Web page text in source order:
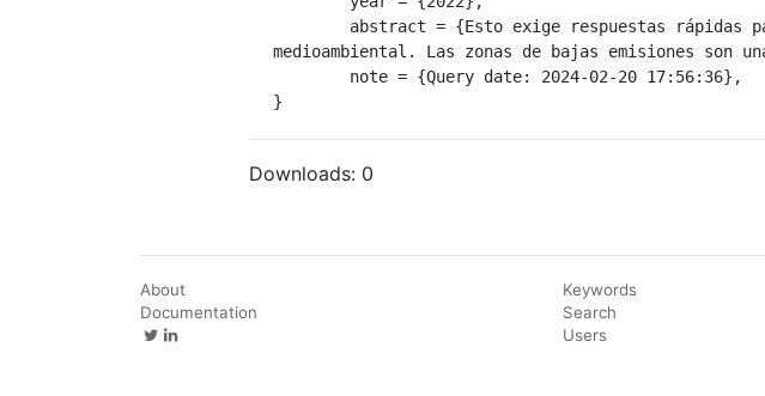
medioambiental. Las zonas de bajas emisiones son
}
Downloads: 0
About
Documentation
Keywords
Search
Users